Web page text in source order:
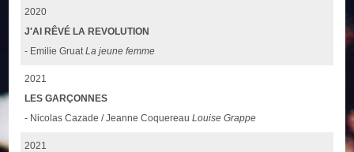
2020
J'AI RÊVÉ LA REVOLUTION
- Emilie GruatLa jeune femme
2021
LES GARÇONNES
- Nicolas Cazade / Jeanne CoquereauLouise Grappe
2021